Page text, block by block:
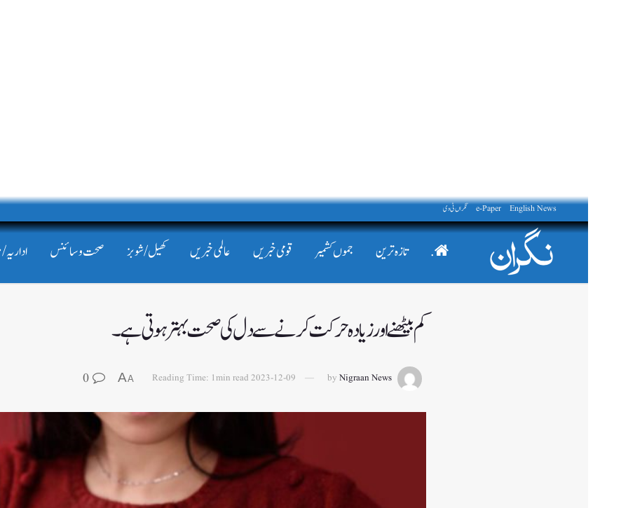
English News
e-Paper نگراں ٹی وی
. تازہ ترین جموں کشمیر قومی خبریں عالمی خبریں کھیل/شوبز صحت و سائنس
کم بیٹھنے اور زیادہ حرکت کرنے سے دل کی صحت بہتر ہوتی ہے۔
by Nigraan News
2023-12-09
Reading Time: 1min read
A
A